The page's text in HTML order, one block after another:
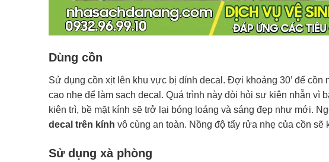
Dùng cồn
Sử dụng cồn xịt lên khu vực bị dính decal. Đợi khoảng 30’ để
cạo nhẹ để làm sạch decal. Quá trình này đòi hỏi sự kiên nhẫn vì
kiên trì, bề mặt kính sẽ trở lại bóng loáng và sáng đẹp như mới.
decal trên kính vô cùng an toàn. Nồng độ tẩy rửa nhẹ của cồn
Sử dụng xà phòng